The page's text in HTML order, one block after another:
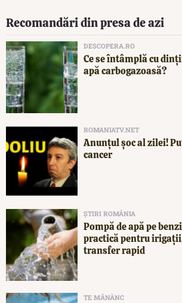
Recomandări din presa de azi
DESCOPERA.RO
Ce se întâmplă cu
apă carbogazoasă?
ROMANIATV.NET
Anunţul şoc al zilei!
cancer
ȘTIRI ROMÂNIA
Pompă de apă pe
practică pentru
transfer rapid
TE MĂNÂNC